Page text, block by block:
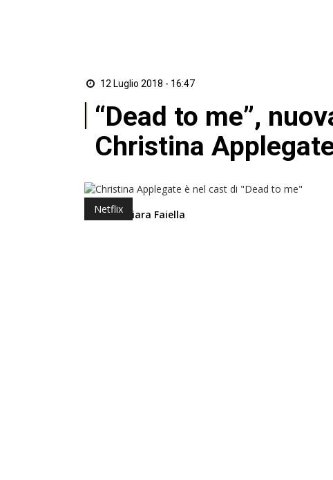
12 Luglio 2018 - 16:47
“Dead to me”,
Christina
Netflix
di Luciachiara Faiella